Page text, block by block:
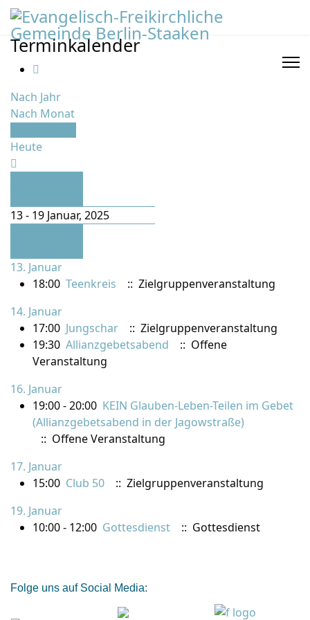
Terminkalender
Nach Jahr
Nach Monat
Heute
13 - 19 Januar, 2025
13. Januar
18:00 Teenkreis
:: Zielgruppenveranstaltung
14. Januar
17:00 Jungschar
:: Zielgruppenveranstaltung
19:30 Allianzgebetsabend
:: Offene
Veranstaltung
16. Januar
19:00 - 20:00 KEIN Glauben-Leben-Teilen im Gebet
(Allianzgebetsabend in der Jagowstraße)
:: Offene Veranstaltung
17. Januar
15:00 Club 50
:: Zielgruppenveranstaltung
19. Januar
10:00 - 12:00 Gottesdienst :: Gottesdienst
Folge uns auf Social Media: